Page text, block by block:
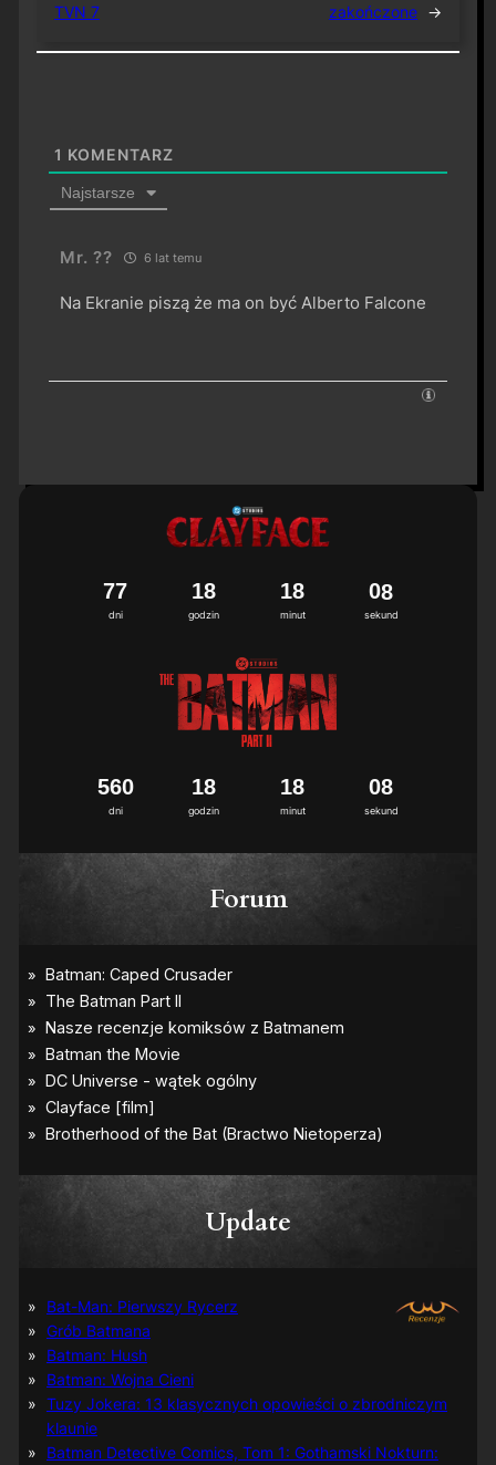
TVN 7
zakończone →
1 KOMENTARZ
Najstarsze
Mr. ?? 6 lat temu
Na Ekranie piszą że ma on być Alberto Falcone
dni
77
godzin
18
minut
18
sekund
07
8
dni
560
godzin
18
minut
18
sekund
07
8
Forum
Update
Bat-Man: Pierwszy Rycerz
Grób Batmana
Batman: Hush
Batman: Wojna Cieni
Tuzy Jokera: 13 klasycznych opowieści o zbrodniczym
klaunie
Batman Detective Comics, Tom 1: Gothamski Nokturn: